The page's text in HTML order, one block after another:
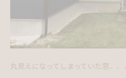
丸見えになってしまっていた窓．．．